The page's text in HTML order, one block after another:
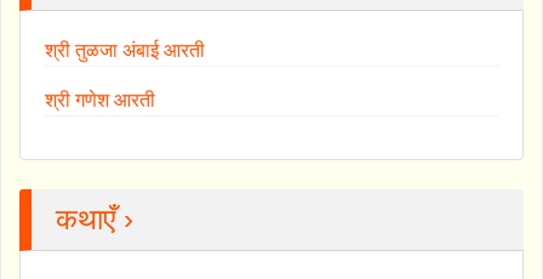
श्री तुळजा अंबाई आरती
श्री गणेश आरती
कथाएँ ›